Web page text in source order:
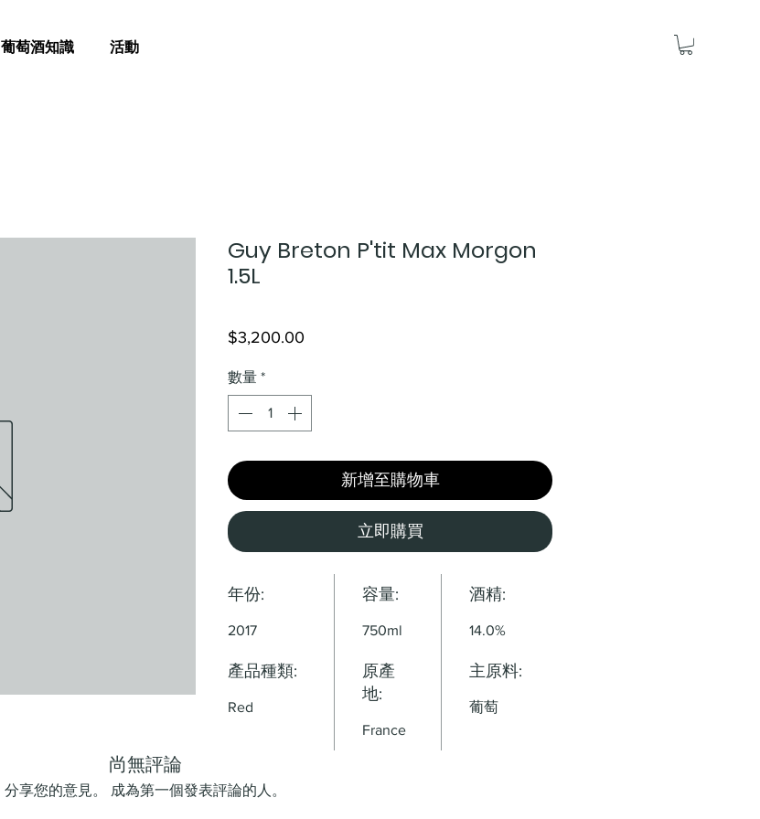
葡萄酒知識 活動
Guy Breton P'tit Max Morgon
1.5L
$3,200.00
數量 *
新增至購物車
立即購買
年份:
2017
容量:
750ml
酒精:
14.0%
產品種類:
Red
原產
地:
France
主原料:
葡萄
尚無評論
分享您的意見。 成為第一個發表評論的人。